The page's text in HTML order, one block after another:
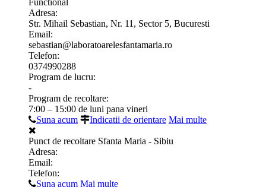
Functional
Adresa:
Str. Mihail Sebastian, Nr. 11, Sector 5, Bucuresti
Email:
sebastian@laboratoarelesfantamaria.ro
Telefon:
0374990288
Program de lucru:
-
Program de recoltare:
7:00 – 15:00 de luni pana vineri
Suna acum
Indicatii de orientare Mai multe
Punct de recoltare Sfanta Maria - Sibiu
Adresa:
Email:
Telefon:
Suna acum Mai multe